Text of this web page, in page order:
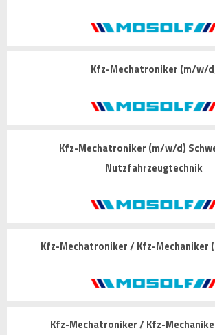
Kfz-Mechatroniker (m/w/
Kfz-Mechatroniker (m/w/d)
Nutzfahrzeugtechnik
Kfz-Mechatroniker / Kfz-Mechaniker
Kfz-Mechatroniker / Kfz-